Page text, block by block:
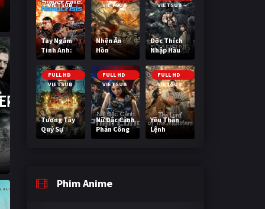
VIETSUB
Tay Ngắm
Tinh Anh:
Nguy Cơ
Nano
VIETSUB
Nhện Ăn
Hồn
VIETSUB
Độc Thích
Nhập Hầu
FULL HD
VIETSUB
Tương Tây
Quỷ Sự
FULL HD
VIETSUB
Nữ Đặc Cảnh
Phản Công
FULL HD
VIETSUB
Yêu Thần
Lệnh
Phim Anime